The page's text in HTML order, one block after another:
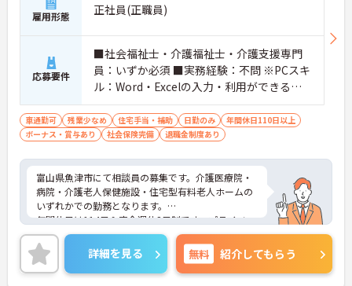
雇用形態 正社員(正職員)
応募要件
■社会福祉士・介護福祉士・介護支援専門
員：いずか必須 ■実務経験：不問 ※PCスキ
ル：Word・Excelの入力・利用ができるこ
と
車通勤可 残業少なめ 住宅手当・補助 日勤のみ
年間休日110日以上
ボーナス・賞与あり
社会保険完備 退職金制度あり
富山県魚津市にて相談員の募集です。介護医療院・
病院・介護老人保健施設・住宅型有料老人ホームの
いずれかでの勤務となります。
年間休日は114日＆完全週休2日制です。プライベー
トとのメリハリのある働き方ができます。また、賞
与は計4.8ヶ月分の支給実績があり、頑張りがきちん
と評価される環境です。
ご興味のある方には、面接対策ポイントなど、さら
詳細を見る 無料 紹介してもらう